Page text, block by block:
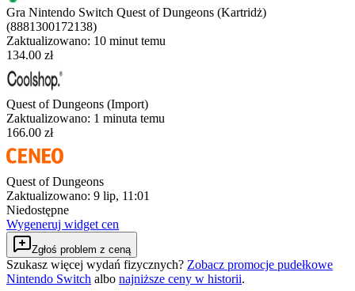
Gra Nintendo Switch Quest of Dungeons (Kartridż)
(8881300172138)
Zaktualizowano: 10 minut temu
134.00 zł
Quest of Dungeons (Import)
Zaktualizowano: 1 minuta temu
166.00 zł
Quest of Dungeons
Zaktualizowano: 9 lip, 11:01
Niedostępne
Wygeneruj widget cen
Zgłoś problem z ceną
Szukasz więcej wydań fizycznych? Zobacz promocje pudełkowe
Nintendo Switch albo najniższe ceny w historii.